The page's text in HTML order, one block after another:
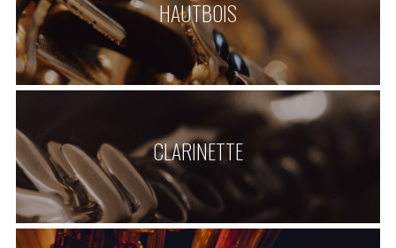
HAUTBOIS
CLARINETTE